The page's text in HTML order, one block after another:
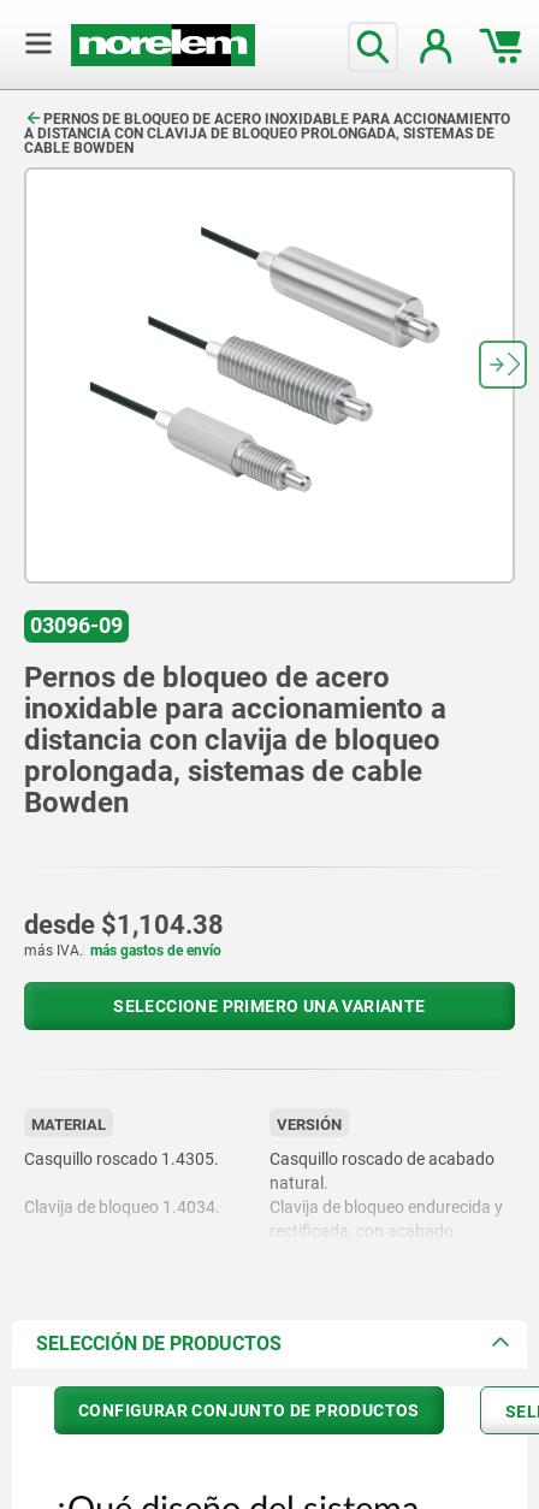
PERNOS DE BLOQUEO DE ACERO INOXIDABLE PARA ACCIONAMIENTO
A DISTANCIA CON CLAVIJA DE BLOQUEO PROLONGADA, SISTEMAS DE
CABLE BOWDEN
03096-09
Pernos de bloqueo de acero
inoxidable para accionamiento a
distancia con clavija de bloqueo
prolongada, sistemas de cable
Bowden
desde $1,104.38
más IVA. más gastos de envío
SELECCIONE PRIMERO UNA VARIANTE
MATERIAL
Casquillo roscado 1.4305.
Clavija de bloqueo 1.4034.
plástico interior y exterior.
Casquillos finales y tornillo de
ajuste de latón.
VERSIÓN
Casquillo roscado de acabado
natural.
Clavija de bloqueo endurecida y
rectificada, con acabado
negro.
SELECCIÓN DE PRODUCTOS
CONFIGURAR CONJUNTO DE PRODUCTOS